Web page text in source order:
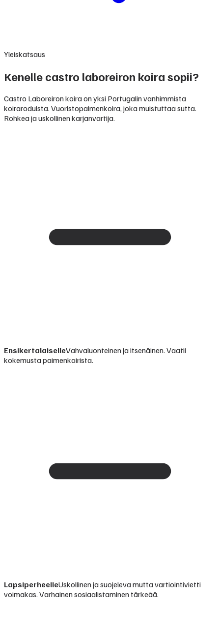
Yleiskatsaus
Kenelle castro laboreiron koira sopii?
Castro Laboreiron koira on yksi Portugalin vanhimmista
koiraroduista. Vuoristopaimenkoira, joka muistuttaa sutta.
Rohkea ja uskollinen karjanvartija.
EnsikertalaiselleVahvaluonteinen ja itsenäinen. Vaatii
kokemusta paimenkoirista.
LapsiperheelleUskollinen ja suojeleva mutta vartiointivietti
voimakas. Varhainen sosiaalistaminen tärkeää.